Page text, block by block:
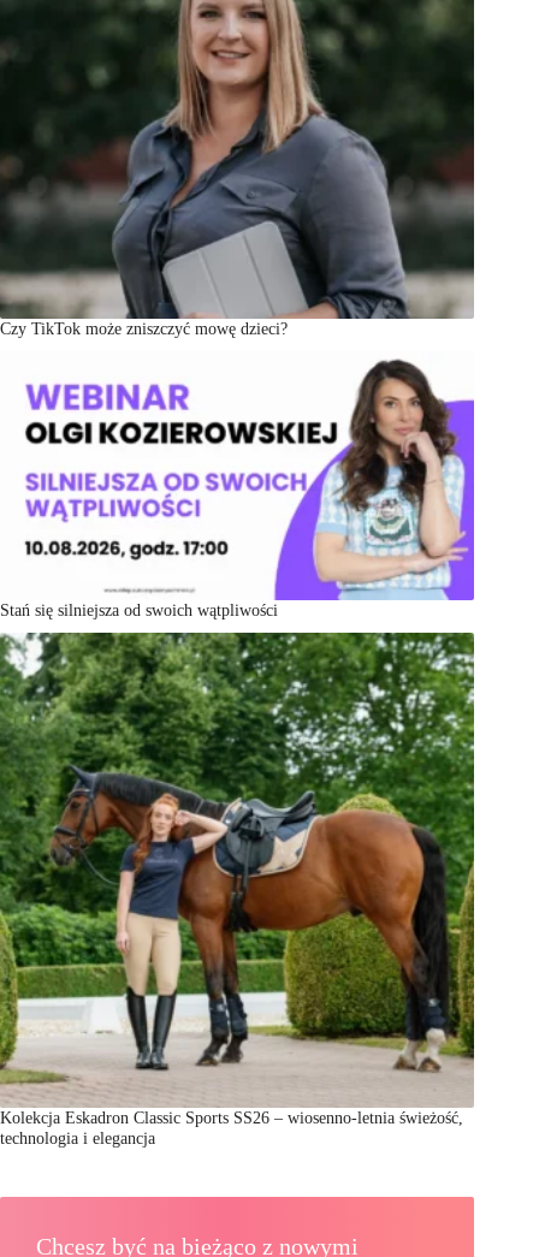
Czy TikTok może zniszczyć mowę dzieci?
Stań się silniejsza od swoich wątpliwości
Kolekcja Eskadron Classic Sports SS26 – wiosenno-letnia świeżość,
technologia i elegancja
Chcesz być na bieżąco z nowymi